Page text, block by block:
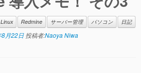
Linux Redmine サーバー管理 パソコン
日記
月22日 投稿者:Naoya Niwa